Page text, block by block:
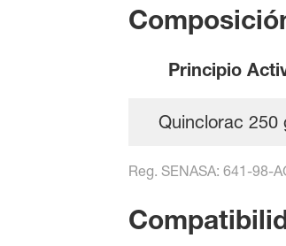
Principio
Quinclorac 250
Reg. SENASA: 641-98-